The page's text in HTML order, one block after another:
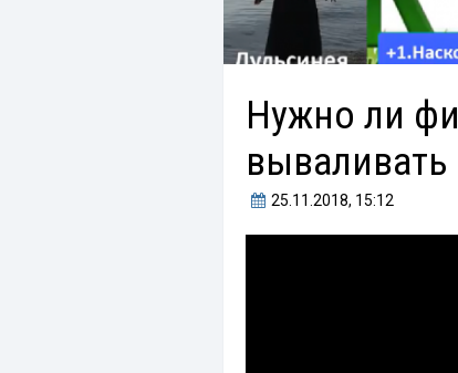
Нужно ли
вываливать
25.11.2018, 15:12